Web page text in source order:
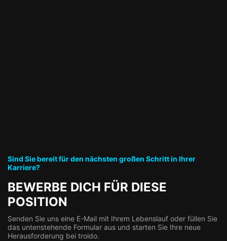
Sind Sie bereit für den nächsten großen Schritt in Ihrer
Karriere?
BEWERBE DICH FÜR DIESE
POSITION
Senden Sie uns eine E-Mail mit Ihrem Lebenslauf oder füllen Sie
das untenstehende Formular aus und starten Sie Ihre neue
Herausforderung bei troido.